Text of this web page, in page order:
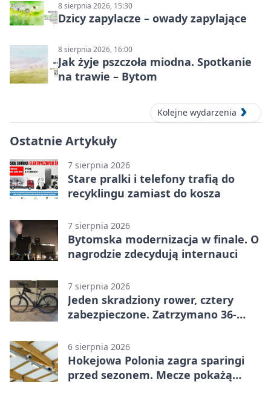
8 sierpnia 2026, 15:30
Dzicy zapylacze – owady zapylające
8 sierpnia 2026, 16:00
Jak żyje pszczoła miodna. Spotkanie
na trawie – Bytom
Kolejne wydarzenia
Ostatnie Artykuły
7 sierpnia 2026
Stare pralki i telefony trafią do
recyklingu zamiast do kosza
7 sierpnia 2026
Bytomska modernizacja w finale. O
nagrodzie zdecydują internauci
7 sierpnia 2026
Jeden skradziony rower, cztery
zabezpieczone. Zatrzymano 36-
6 sierpnia 2026
Hokejowa Polonia zagra sparingi
przed sezonem. Mecze pokażą